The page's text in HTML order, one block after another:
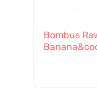
Bombus